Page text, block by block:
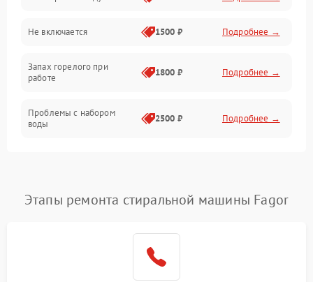
Не включается 1500 ₽ Подробнее →
Запах горелого при
работе
1800 ₽ Подробнее →
Проблемы с набором
воды
2500 ₽ Подробнее →
Замена платы управления Подробнее →
Этапы ремонта стиральной машины Fagor